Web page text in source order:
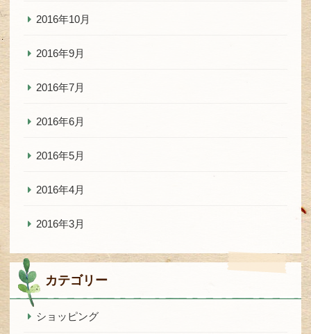
2016年10月
2016年9月
2016年7月
2016年6月
2016年5月
2016年4月
2016年3月
カテゴリー
ショッピング